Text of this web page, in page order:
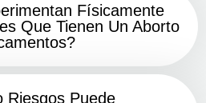
Físicamente
Que Tienen Un Aborto
Riesgos Puede